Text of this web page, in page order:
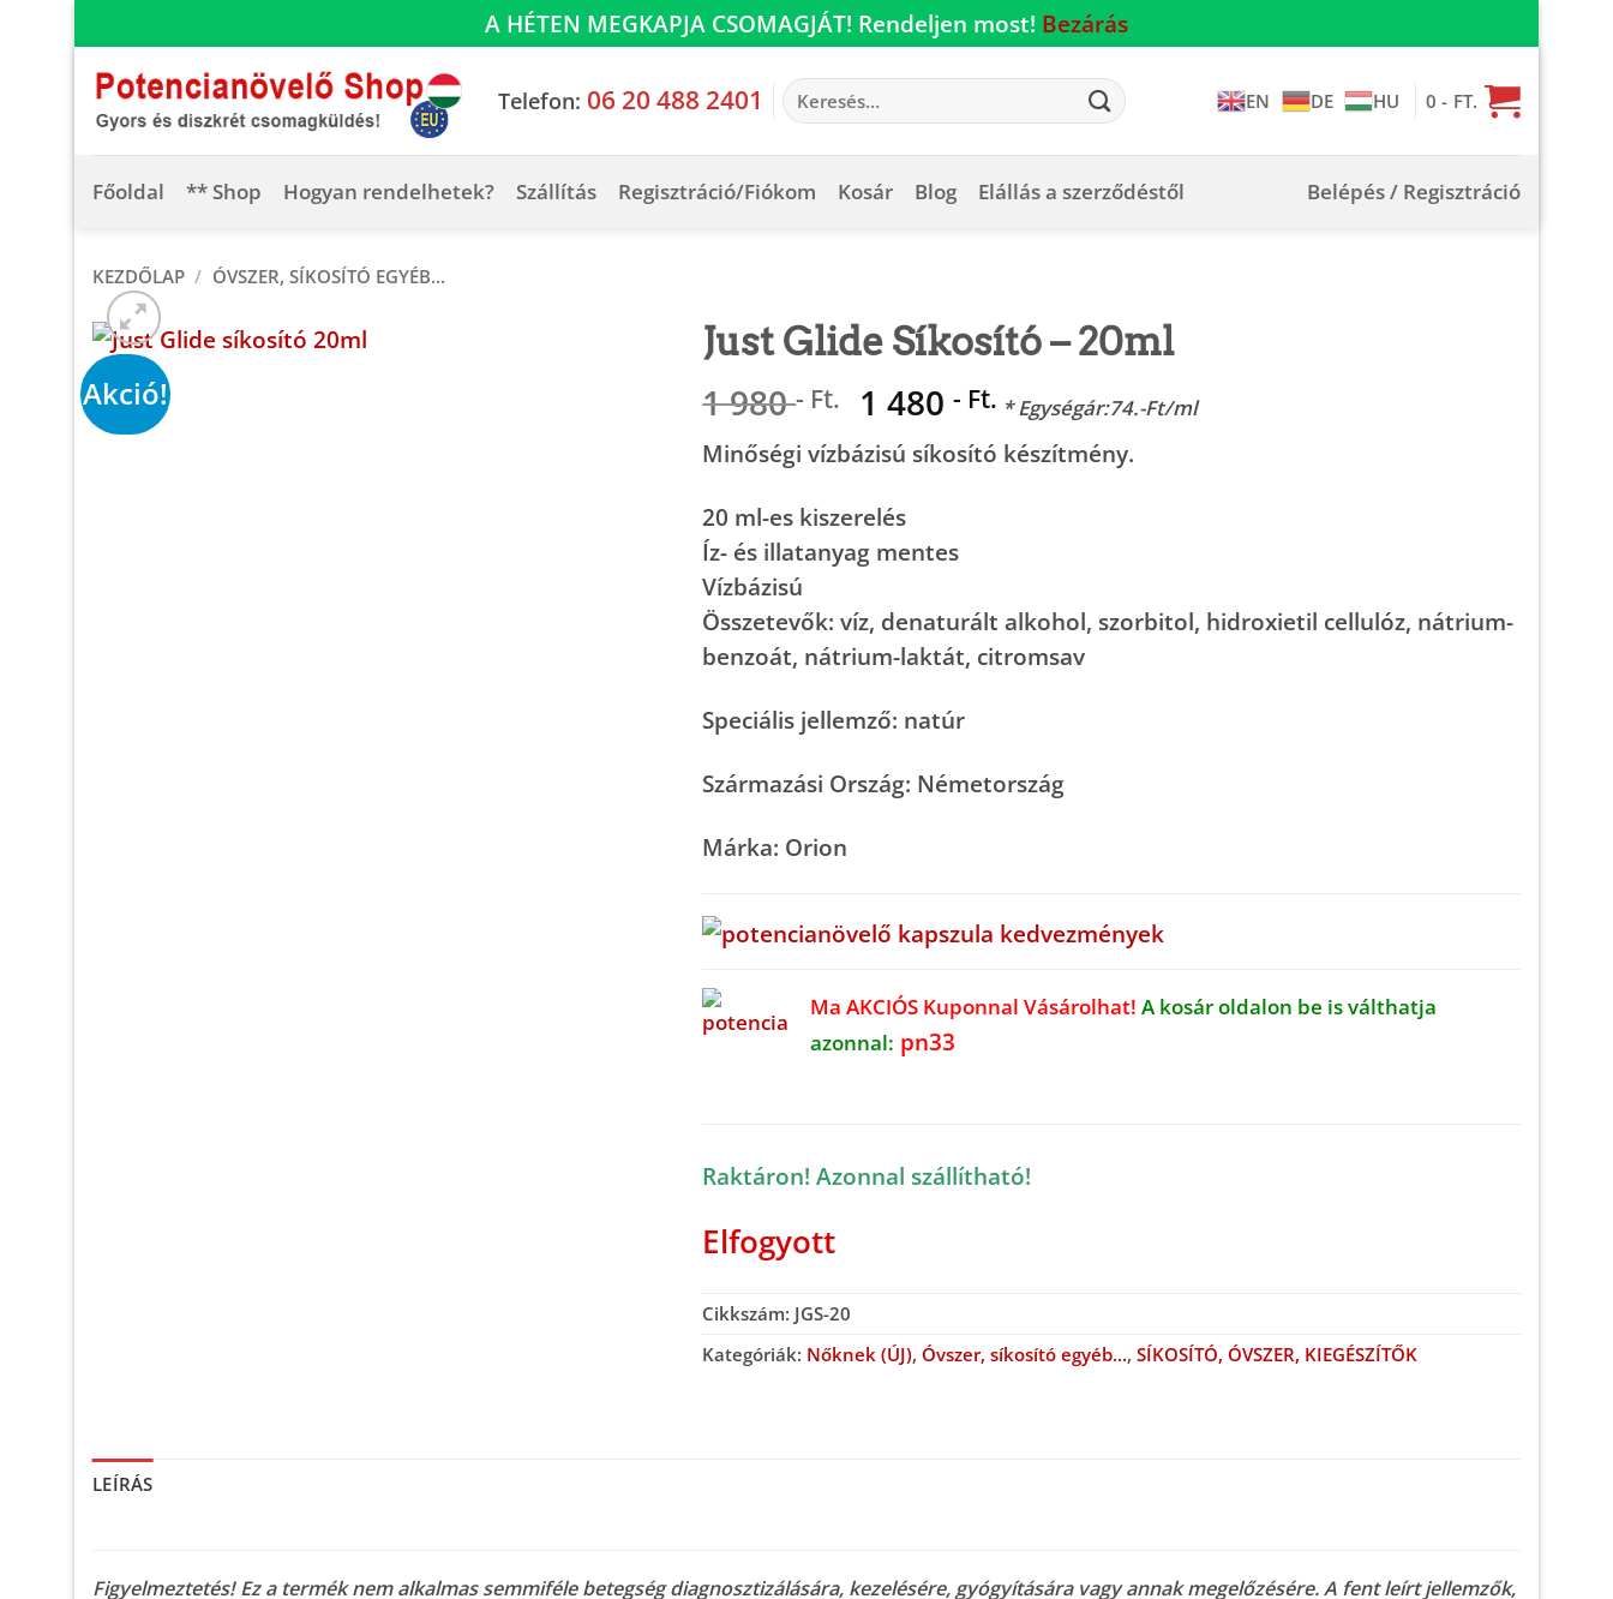
A HÉTEN MEGKAPJA CSOMAGJÁT! Rendeljen most! Bezárás
to
content
Telefon: 06 20 488 2401
Keresés
a
EN DE HU 0- FT.
Főoldal ** Shop Hogyan rendelhetek? Szállítás Regisztráció/Fiókom Kosár Blog Elállás a szerződéstől Belépés / Regisztráció
KEZDŐLAP / ÓVSZER, SÍKOSÍTÓ EGYÉB...
Akció!
Just Glide Síkosító – 20ml
1 980- Ft. Original
price
was:
980 -
Ft..
1 480 - Ft.Current
price
is:
* Egységár:74.-Ft/ml
Minőségi vízbázisú síkosító készítmény.
20 ml-es kiszerelés
Íz- és illatanyag mentes
Vízbázisú
Összetevők: víz, denaturált alkohol, szorbitol, hidroxietil cellulóz, nátrium-
benzoát, nátrium-laktát, citromsav
Speciális jellemző: natúr
Származási Ország: Németország
Márka: Orion
Ma AKCIÓS Kuponnal Vásárolhat!A kosár oldalon be is válthatja
azonnal: pn33
Raktáron! Azonnal szállítható!
Elfogyott
Cikkszám: JGS-20
Kategóriák: Nőknek (ÚJ), Óvszer, síkosító egyéb...,SÍKOSÍTÓ, ÓVSZER, KIEGÉSZÍTŐK
LEÍRÁS
Figyelmeztetés! Ez a termék nem alkalmas semmiféle betegség diagnosztizálására, kezelésére, gyógyítására vagy annak megelőzésére. A fent leírt jellemzők,